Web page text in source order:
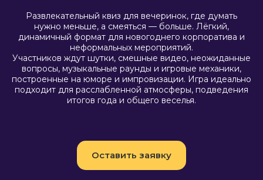
Развлекательный квиз для вечеринок, где думать
нужно меньше, а смеяться — больше. Лёгкий,
динамичный формат для новогоднего корпоратива и
неформальных мероприятий.
Участников ждут шутки, смешные видео, неожиданные
вопросы, музыкальные раунды и игровые механики,
построенные на юморе и импровизации. Игра идеально
подходит для расслабленной атмосферы, подведения
итогов года и общего веселья.
Оставить заявку